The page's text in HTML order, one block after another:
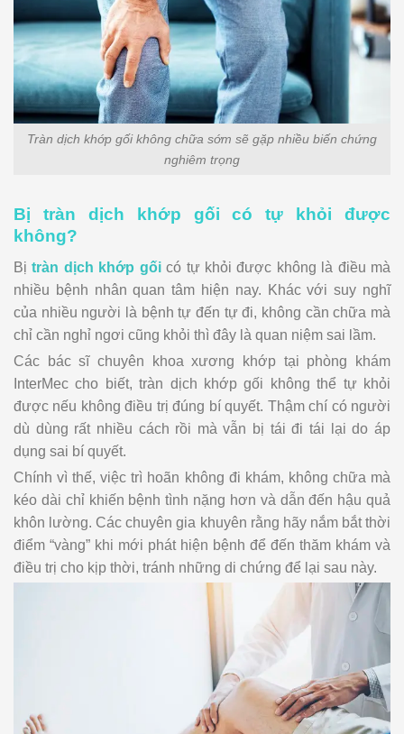
Tràn dịch khớp gối không chữa sớm sẽ gặp nhiều biến chứng
nghiêm trọng
Bị tràn dịch khớp gối có tự khỏi được
không?
Bịtràn dịch khớp gốicó tự khỏi được không là điều mà
nhiều bệnh nhân quan tâm hiện nay. Khác với suy nghĩ
của nhiều người là bệnh tự đến tự đi, không cần chữa mà
chỉ cần nghỉ ngơi cũng khỏi thì đây là quan niệm sai lầm.
Các bác sĩ chuyên khoa xương khớp tại phòng khám
InterMec cho biết, tràn dịch khớp gối không thể tự khỏi
được nếu không điều trị đúng bí quyết. Thậm chí có người
dù dùng rất nhiều cách rồi mà vẫn bị tái đi tái lại do áp
dụng sai bí quyết.
Chính vì thế, việc trì hoãn không đi khám, không chữa mà
kéo dài chỉ khiến bệnh tình nặng hơn và dẫn đến hậu quả
khôn lường. Các chuyên gia khuyên rằng hãy nắm bắt thời
điểm “vàng” khi mới phát hiện bệnh để đến thăm khám và
điều trị cho kịp thời, tránh những di chứng để lại sau này.